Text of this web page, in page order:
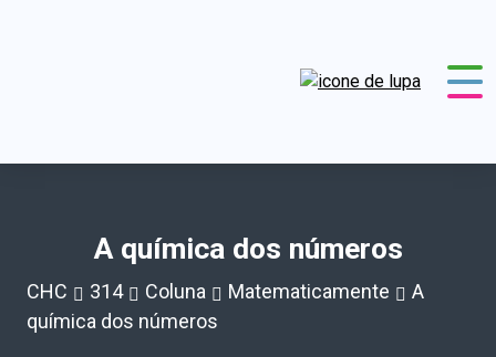
A química dos números
CHC 314 Coluna Matematicamente
A
química dos números